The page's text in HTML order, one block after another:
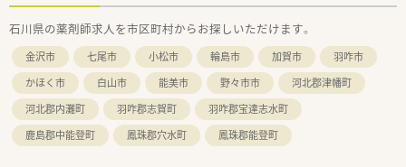
石川県の薬剤師求人を市区町村からお探しいただけます。
金沢市 七尾市 小松市 輪島市 加賀市
羽咋市
かほく市
白山市 能美市 野々市市
河北郡津幡町
河北郡内灘町
羽咋郡志賀町
羽咋郡宝達志水町
鹿島郡中能登町
鳳珠郡穴水町 鳳珠郡能登町